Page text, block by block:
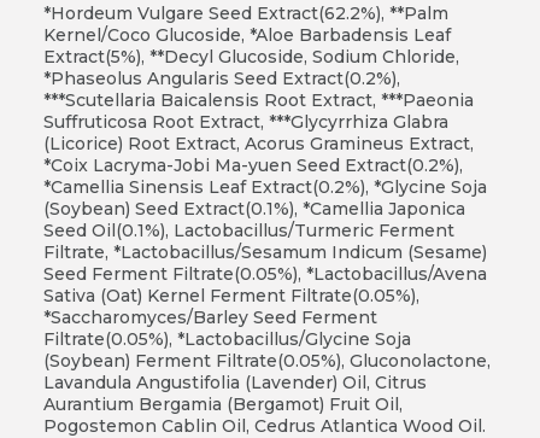
*Hordeum Vulgare Seed Extract(62.2%), **Palm
Kernel/Coco Glucoside, *Aloe Barbadensis Leaf
Extract(5%), **Decyl Glucoside, Sodium Chloride,
*Phaseolus Angularis Seed Extract(0.2%),
***Scutellaria Baicalensis Root Extract, ***Paeonia
Suffruticosa Root Extract, ***Glycyrrhiza Glabra
(Licorice) Root Extract, Acorus Gramineus Extract,
*Coix Lacryma-Jobi Ma-yuen Seed Extract(0.2%),
*Camellia Sinensis Leaf Extract(0.2%), *Glycine Soja
(Soybean) Seed Extract(0.1%), *Camellia Japonica
Seed Oil(0.1%), Lactobacillus/Turmeric Ferment
Filtrate, *Lactobacillus/Sesamum Indicum (Sesame)
Seed Ferment Filtrate(0.05%), *Lactobacillus/Avena
Sativa (Oat) Kernel Ferment Filtrate(0.05%),
*Saccharomyces/Barley Seed Ferment
Filtrate(0.05%), *Lactobacillus/Glycine Soja
(Soybean) Ferment Filtrate(0.05%), Gluconolactone,
Lavandula Angustifolia (Lavender) Oil, Citrus
Aurantium Bergamia (Bergamot) Fruit Oil,
Pogostemon Cablin Oil, Cedrus Atlantica Wood Oil.